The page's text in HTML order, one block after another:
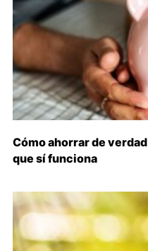
Cómo ahorrar de
que sí funciona